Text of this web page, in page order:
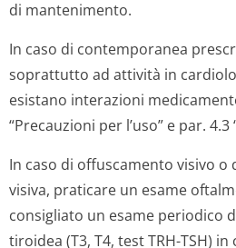
di mantenimento.
In caso di contemporanea
soprattutto ad attività in
esistano interazioni
“Precauzioni per l’uso” e par.
In caso di offuscamento visivo o
visiva, praticare un esame
consigliato un esame periodico
tiroidea (T3, T4, test TRH-TSH)